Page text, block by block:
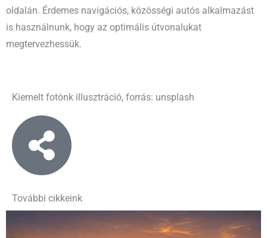
oldalán. Érdemes navigációs, közösségi autós alkalmazást
is használnunk, hogy az optimális útvonalukat
megtervezhessük.
Kiemelt fotónk illusztráció, forrás: unsplash
További cikkeink